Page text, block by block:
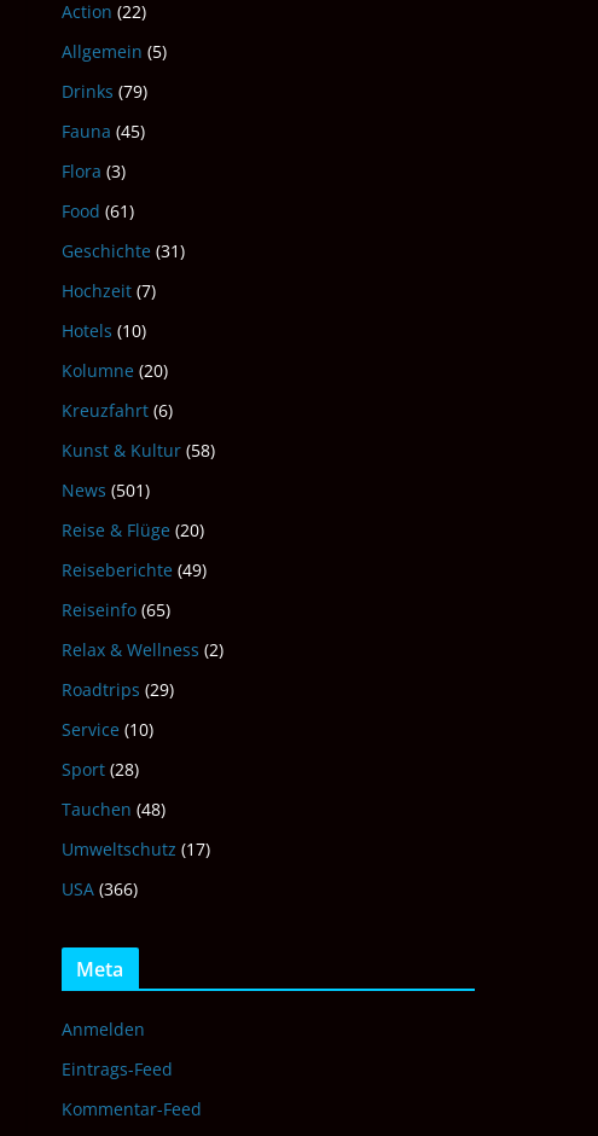
Action (22)
Allgemein (5)
Drinks (79)
Fauna (45)
Flora (3)
Food (61)
Geschichte (31)
Hochzeit (7)
Hotels (10)
Kolumne (20)
Kreuzfahrt (6)
Kunst & Kultur (58)
News (501)
Reise & Flüge (20)
Reiseberichte (49)
Reiseinfo (65)
Relax & Wellness (2)
Roadtrips (29)
Service (10)
Sport (28)
Tauchen (48)
Umweltschutz (17)
USA (366)
Meta
Anmelden
Eintrags-Feed
Kommentar-Feed